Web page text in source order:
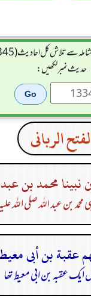
شاملہ سے تلاش کل احادیث (13345)
حدیث نمبر لکھیں:
الربانی
نبينا محمد بن
بن عبد اللہ صلی
ایک عقبہ بن ابی معیط تھا